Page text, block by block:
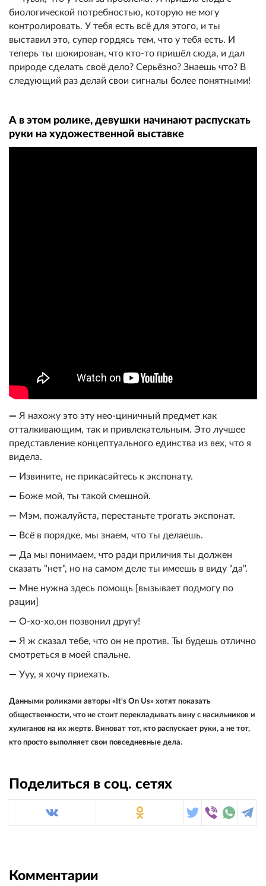
биологической потребностью, которую не могу
контролировать. У тебя есть всё для этого, и ты
выставил это, супер гордясь тем, что у тебя есть. И
теперь ты шокирован, что кто-то пришёл сюда, и дал
природе сделать своё дело? Серьёзно? Знаешь что? В
следующий раз делай свои сигналы более понятными!
А в этом ролике, девушки начинают распускать
руки на художественной выставке
— Я нахожу это эту нео-циничный предмет как
отталкивающим, так и привлекательным. Это лучшее
представление концептуального единства из вех, что я
видела.
— Извините, не прикасайтесь к экспонату.
— Боже мой, ты такой смешной.
— Мэм, пожалуйста, перестаньте трогать экспонат.
— Всё в порядке, мы знаем, что ты делаешь.
— Да мы понимаем, что ради приличия ты должен
сказать "нет", но на самом деле ты имеешь в виду "да".
— Мне нужна здесь помощь [вызывает подмогу по
рации]
— О-хо-хо,он позвонил другу!
— Я ж сказал тебе, что он не против. Ты будешь отлично
смотреться в моей спальне.
— Ууу, я хочу приехать.
Данными роликами авторы «It's On Us» хотят показать
общественности, что не стоит перекладывать вину с насильников и
хулиганов на их жертв. Виноват тот, кто распускает руки, а не тот,
кто просто выполняет свои повседневные дела.
Поделиться в соц. сетях
Комментарии